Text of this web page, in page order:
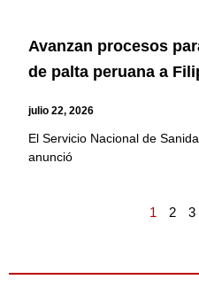
Avanzan procesos
de palta peruana a
julio 22, 2026
El Servicio Nacional de
anunció
1 2 3